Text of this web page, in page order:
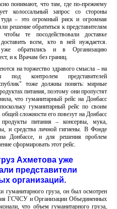
понимают, что там, где по-прежнему
колоссальный запрос со стороны
– это огромный риск и огромная
решение обратиться к представителям
те посодействовали доставке
всем, кто в ней нуждается.
обратились и в Организацию
и к Врачам без границ.
на торжество здравого смысла – на
под контролем представителей
тоже должны понять: мирные
питания, поэтому они пропустят
что гуманитарный рейс на Донбасс
гуманитарный рейс по своим
сложности его повезут на Донбасс
питания – консервы, мука,
и средства личной гигиены. В Фонде
Донбассе, и для решения проблем
сформировать этот рейс.
Ахметова уже
представители
организаций.
гуманитарного груза, он был осмотрен
ГСЧСУ и Организации Объединенных
что объем гуманитарного груза,